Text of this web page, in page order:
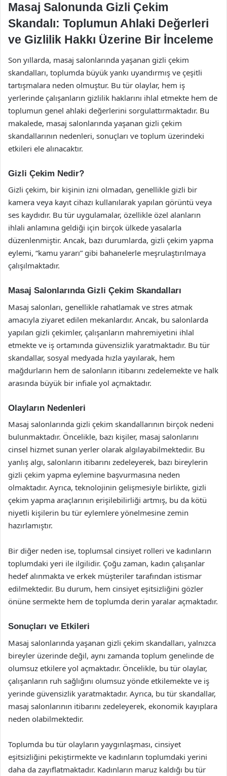
Masaj Salonunda Gizli Çekim
Skandalı: Toplumun Ahlaki Değerleri
ve Gizlilik Hakkı Üzerine Bir İnceleme
Son yıllarda, masaj salonlarında yaşanan gizli çekim
skandalları, toplumda büyük yankı uyandırmış ve çeşitli
tartışmalara neden olmuştur. Bu tür olaylar, hem iş
yerlerinde çalışanların gizlilik haklarını ihlal etmekte hem de
toplumun genel ahlaki değerlerini sorgulattırmaktadır. Bu
makalede, masaj salonlarında yaşanan gizli çekim
skandallarının nedenleri, sonuçları ve toplum üzerindeki
etkileri ele alınacaktır.
Gizli Çekim Nedir?
Gizli çekim, bir kişinin izni olmadan, genellikle gizli bir
kamera veya kayıt cihazı kullanılarak yapılan görüntü veya
ses kaydıdır. Bu tür uygulamalar, özellikle özel alanların
ihlali anlamına geldiği için birçok ülkede yasalarla
düzenlenmiştir. Ancak, bazı durumlarda, gizli çekim yapma
eylemi, “kamu yararı” gibi bahanelerle meşrulaştırılmaya
çalışılmaktadır.
Masaj Salonlarında Gizli Çekim Skandalları
Masaj salonları, genellikle rahatlamak ve stres atmak
amacıyla ziyaret edilen mekanlardır. Ancak, bu salonlarda
yapılan gizli çekimler, çalışanların mahremiyetini ihlal
etmekte ve iş ortamında güvensizlik yaratmaktadır. Bu tür
skandallar, sosyal medyada hızla yayılarak, hem
mağdurların hem de salonların itibarını zedelemekte ve halk
arasında büyük bir infiale yol açmaktadır.
Olayların Nedenleri
Masaj salonlarında gizli çekim skandallarının birçok nedeni
bulunmaktadır. Öncelikle, bazı kişiler, masaj salonlarını
cinsel hizmet sunan yerler olarak algılayabilmektedir. Bu
yanlış algı, salonların itibarını zedeleyerek, bazı bireylerin
gizli çekim yapma eylemine başvurmasına neden
olmaktadır. Ayrıca, teknolojinin gelişmesiyle birlikte, gizli
çekim yapma araçlarının erişilebilirliği artmış, bu da kötü
niyetli kişilerin bu tür eylemlere yönelmesine zemin
hazırlamıştır.
Bir diğer neden ise, toplumsal cinsiyet rolleri ve kadınların
toplumdaki yeri ile ilgilidir. Çoğu zaman, kadın çalışanlar
hedef alınmakta ve erkek müşteriler tarafından istismar
edilmektedir. Bu durum, hem cinsiyet eşitsizliğini gözler
önüne sermekte hem de toplumda derin yaralar açmaktadır.
Sonuçları ve Etkileri
Masaj salonlarında yaşanan gizli çekim skandalları, yalnızca
bireyler üzerinde değil, aynı zamanda toplum genelinde de
olumsuz etkilere yol açmaktadır. Öncelikle, bu tür olaylar,
çalışanların ruh sağlığını olumsuz yönde etkilemekte ve iş
yerinde güvensizlik yaratmaktadır. Ayrıca, bu tür skandallar,
masaj salonlarının itibarını zedeleyerek, ekonomik kayıplara
neden olabilmektedir.
Toplumda bu tür olayların yaygınlaşması, cinsiyet
eşitsizliğini pekiştirmekte ve kadınların toplumdaki yerini
daha da zayıflatmaktadır. Kadınların maruz kaldığı bu tür